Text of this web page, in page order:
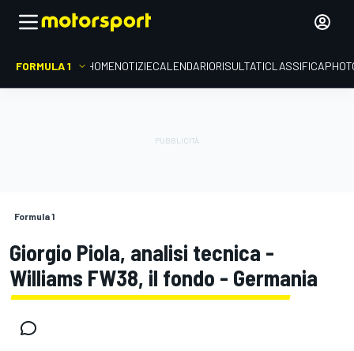
FORMULA 1 HOMENOTIZIECALENDARIORISULTATICLASSIFICA
Formula 1
Giorgio Piola, analisi tecnica -
Williams FW38, il fondo - Germania